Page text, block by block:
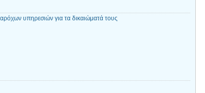
υπηρεσιών για τα δικαιώματά τους